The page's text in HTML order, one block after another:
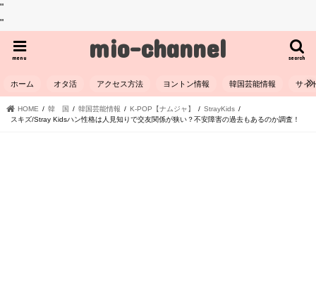
"
"
mio-channel search
menu
ホーム オタ活 アクセス方法 ヨントン情報 韓国芸能情報 サイ
HOME 韓 国 韓国芸能情報 K-POP【ナムジャ】
StrayKids
スキズ/Stray Kidsハン性格は人見知りで交友関係が狭い？不安障害の過去もあるのか調査！